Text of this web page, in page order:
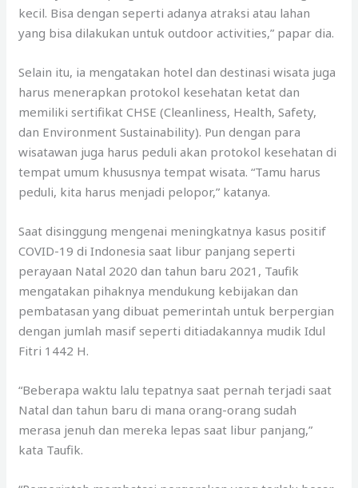
kecil. Bisa dengan seperti adanya atraksi atau lahan
yang bisa dilakukan untuk outdoor activities,” papar dia.
Selain itu, ia mengatakan hotel dan destinasi wisata juga
harus menerapkan protokol kesehatan ketat dan
memiliki sertifikat CHSE (Cleanliness, Health, Safety,
dan Environment Sustainability). Pun dengan para
wisatawan juga harus peduli akan protokol kesehatan di
tempat umum khususnya tempat wisata. “Tamu harus
peduli, kita harus menjadi pelopor,” katanya.
Saat disinggung mengenai meningkatnya kasus positif
COVID-19 di Indonesia saat libur panjang seperti
perayaan Natal 2020 dan tahun baru 2021, Taufik
mengatakan pihaknya mendukung kebijakan dan
pembatasan yang dibuat pemerintah untuk berpergian
dengan jumlah masif seperti ditiadakannya mudik Idul
Fitri 1442 H.
“Beberapa waktu lalu tepatnya saat pernah terjadi saat
Natal dan tahun baru di mana orang-orang sudah
merasa jenuh dan mereka lepas saat libur panjang,”
kata Taufik.